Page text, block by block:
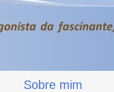
Sobre mim